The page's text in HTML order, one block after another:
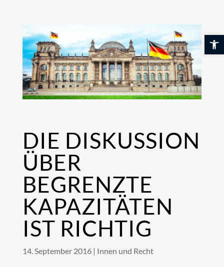
DIE DISKUSSION
ÜBER
BEGRENZTE
KAPAZITÄTEN
IST RICHTIG
14. September 2016| Innen und Recht